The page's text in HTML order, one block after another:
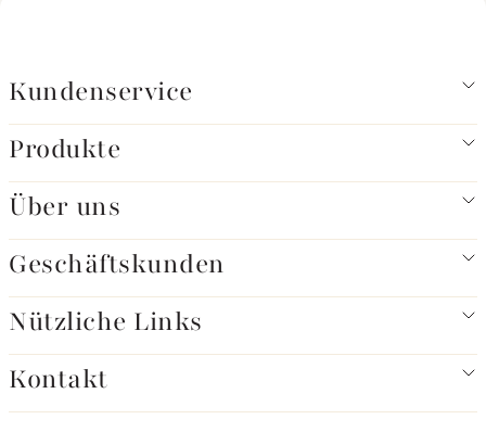
Kundenservice
Produkte
Über uns
Geschäftskunden
Nützliche Links
Kontakt